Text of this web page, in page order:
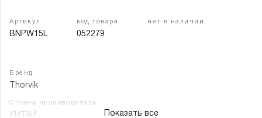
Артикул
BNPW15L
код товара
052279
нет в наличии
Бренд
Thorvik
Страна производитель
КИТАЙ Показать все